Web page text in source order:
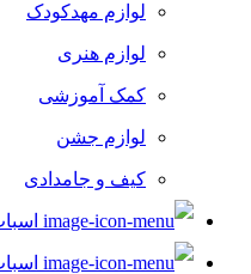
لوازم مهدکودک
لوازم هنری
کمک آموزشی
لوازم جشن
کیف و جامدادی